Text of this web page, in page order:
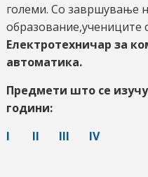
големи. Со завршување
образование,учениците
Електротехничар за
автоматика.
Предмети што се
години:
I
II III IV